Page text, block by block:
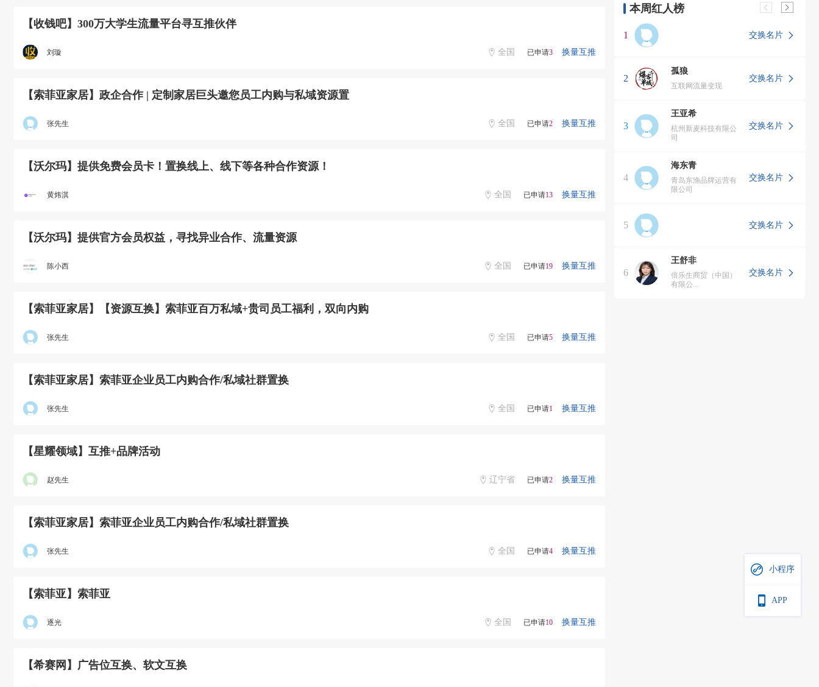
小程序
APP
【收钱吧】300万大学生流量平台寻互推伙伴
刘璇 全国 已申请3 换量互推
【索菲亚家居】政企合作 | 定制家居巨头邀您员工内购与私域资源置
张先生 全国 已申请2 换量互推
【沃尔玛】提供免费会员卡！置换线上、线下等各种合作资源！
黄炜淇 全国 已申请13 换量互推
【沃尔玛】提供官方会员权益，寻找异业合作、流量资源
陈小西 全国 已申请19 换量互推
【索菲亚家居】【资源互换】索菲亚百万私域+贵司员工福利，双向内购
张先生 全国 已申请5 换量互推
【索菲亚家居】索菲亚企业员工内购合作/私域社群置换
张先生 全国 已申请1 换量互推
【星耀领域】互推+品牌活动
赵先生 辽宁省 已申请2 换量互推
【索菲亚家居】索菲亚企业员工内购合作/私域社群置换
张先生 全国 已申请4 换量互推
【索菲亚】索菲亚
逐光 全国 已申请10 换量互推
【希赛网】广告位互换、软文互换
本周红人榜
1 交换名片
2
孤狼
互联网流量变现
交换名片
3
王亚希
杭州新麦科技有限公
司
交换名片
4
海东青
青岛东渔品牌运营有
限公司
交换名片
5 交换名片
6
王舒非
倍乐生商贸（中国）
有限公...
交换名片